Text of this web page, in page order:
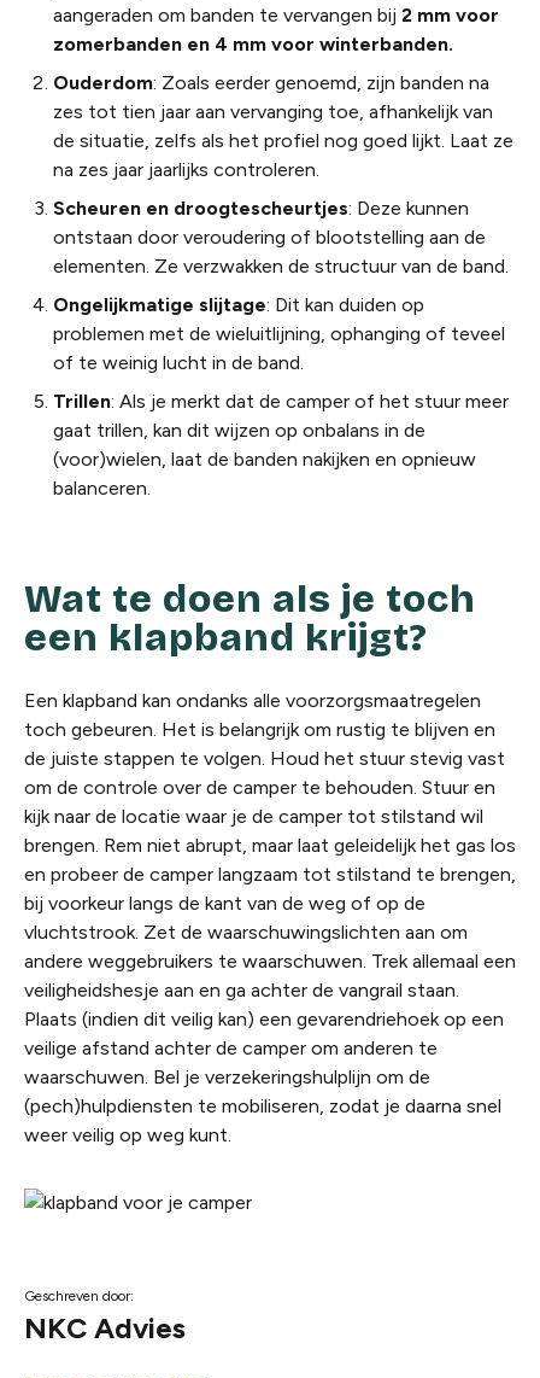
aangeraden om banden te vervangen bij 2 mm voor
zomerbanden en 4 mm voor winterbanden.
Ouderdom: Zoals eerder genoemd, zijn banden na
zes tot tien jaar aan vervanging toe, afhankelijk van
de situatie, zelfs als het profiel nog goed lijkt. Laat ze
na zes jaar jaarlijks controleren.
Scheuren en droogtescheurtjes: Deze kunnen
ontstaan door veroudering of blootstelling aan de
elementen. Ze verzwakken de structuur van de band.
Ongelijkmatige slijtage: Dit kan duiden op
problemen met de wieluitlijning, ophanging of teveel
of te weinig lucht in de band.
Trillen: Als je merkt dat de camper of het stuur meer
gaat trillen, kan dit wijzen op onbalans in de
(voor)wielen, laat de banden nakijken en opnieuw
balanceren.
Wat te doen als je toch
een klapband krijgt?
Een klapband kan ondanks alle voorzorgsmaatregelen
toch gebeuren. Het is belangrijk om rustig te blijven en
de juiste stappen te volgen. Houd het stuur stevig vast
om de controle over de camper te behouden. Stuur en
kijk naar de locatie waar je de camper tot stilstand wil
brengen. Rem niet abrupt, maar laat geleidelijk het gas los
en probeer de camper langzaam tot stilstand te brengen,
bij voorkeur langs de kant van de weg of op de
vluchtstrook. Zet de waarschuwingslichten aan om
andere weggebruikers te waarschuwen. Trek allemaal een
veiligheidshesje aan en ga achter de vangrail staan.
Plaats (indien dit veilig kan) een gevarendriehoek op een
veilige afstand achter de camper om anderen te
waarschuwen. Bel je verzekeringshulplijn om de
(pech)hulpdiensten te mobiliseren, zodat je daarna snel
weer veilig op weg kunt.
Geschreven door:
NKC Advies